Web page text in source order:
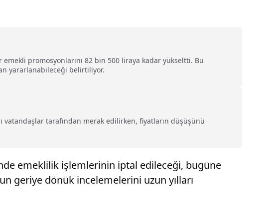
promosyonlarını 82 bin 500 liraya kadar yükseltti. Bu
yararlanabileceği belirtiliyor.
vatandaşlar tarafından merak edilirken, fiyatların düşüşünü
emeklilik işlemlerinin iptal edileceği, bugüne
geriye dönük incelemelerini uzun yılları